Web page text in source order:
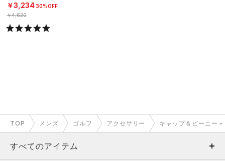
￥3,23430%OFF
￥4,620
TOP メンズ ゴルフ アクセサリー キャップ＆ビーニー
すべてのアイテム